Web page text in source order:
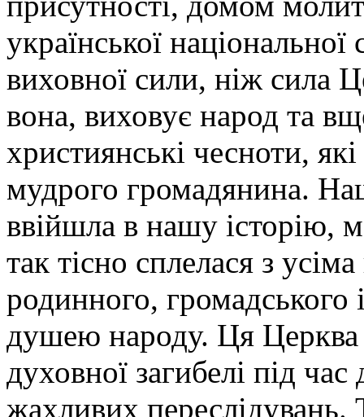
української
виховної сили, ніж сила
вона, виховує народ та
християнські чесноти,
мудрого громадянина.
ввійшла в нашу історію,
так тісно сплелася з
родинного, громадського
душею народу. Ця Церква
духовної загибелі під
жахливих переслідувань.